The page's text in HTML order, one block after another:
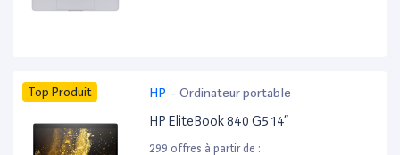
Top Produit HP - Ordinateur portable
HP EliteBook 840 G5 14”
299 offres à partir de :